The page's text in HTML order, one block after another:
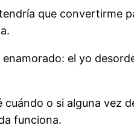
que convertirme
el yo
o si alguna vez
funciona.